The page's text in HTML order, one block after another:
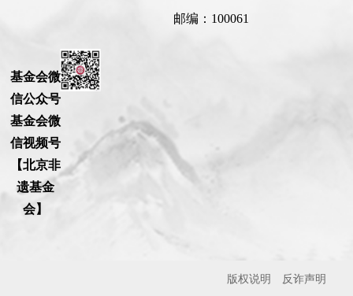
邮编：100061
基金会微
信公众号
基金会微
信视频号
【北京非
遗基金
会】
版权说明 反诈声明